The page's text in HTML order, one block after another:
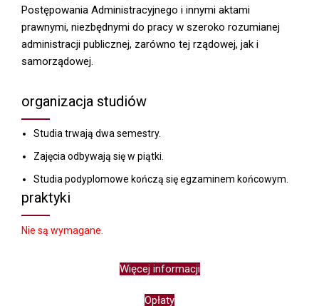
Postępowania Administracyjnego i innymi aktami
prawnymi, niezbędnymi do pracy w szeroko rozumianej
administracji publicznej, zarówno tej rządowej, jak i
samorządowej.
organizacja studiów
Studia trwają dwa semestry.
Zajęcia odbywają się w piątki.
Studia podyplomowe kończą się egzaminem końcowym.
praktyki
Nie są wymagane.
Więcej informacji
Opłaty